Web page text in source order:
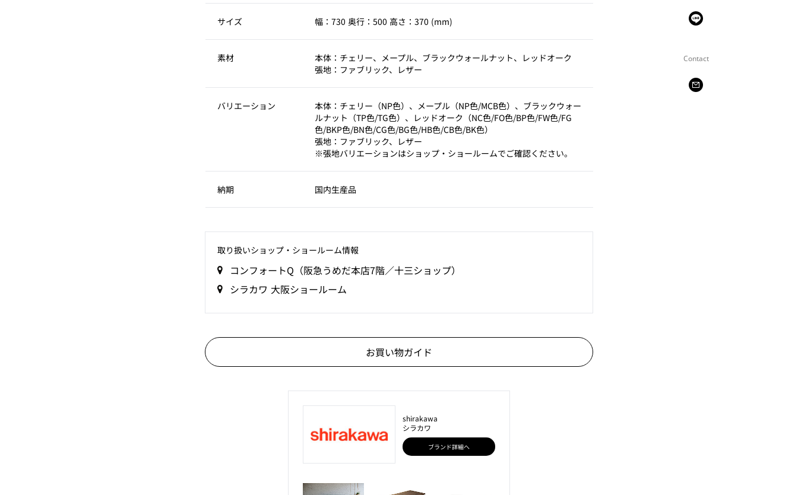
Contact
サイズ 幅：730 奥行：500 高さ：370 (mm)
素材
本体：チェリー、メープル、ブラックウォールナット、レッドオーク
張地：ファブリック、レザー
バリエーション
本体：チェリー（NP色）、メープル（NP色/MCB色）、ブラックウォー
ルナット（TP色/TG色）、レッドオーク（NC色/FO色/BP色/FW色/FG
色/BKP色/BN色/CG色/BG色/HB色/CB色/BK色）
張地：ファブリック、レザー
※張地バリエーションはショップ・ショールームでご確認ください。
納期 国内生産品
取り扱いショップ‧ショールーム情報
コンフォートQ（阪急うめだ本店7階／十三ショップ）
シラカワ 大阪ショールーム
お買い物ガイド
shirakawa
シラカワ
ブランド詳細へ